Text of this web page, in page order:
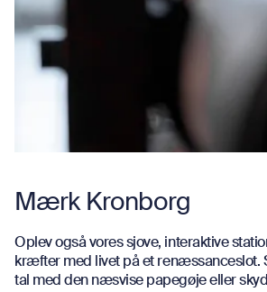
Mærk Kronborg
Oplev også vores sjove, interaktive
kræfter med livet på et renæssanceslot.
tal med den næsvise papegøje eller